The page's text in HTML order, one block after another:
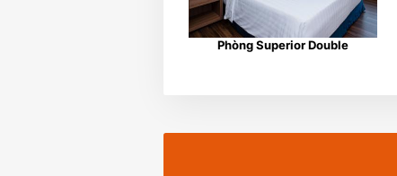
Phòng Superior Double